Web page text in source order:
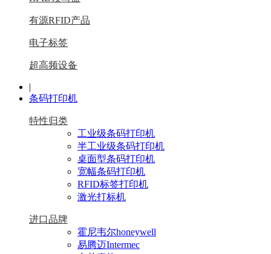
有源RFID产品
电子标签
超高频设备
|
条码打印机
特性归类
工业级条码打印机
半工业级条码打印机
桌面型条码打印机
宽幅条码打印机
RFID标签打印机
激光打标机
进口品牌
霍尼韦尔honeywell
易腾迈Intermec